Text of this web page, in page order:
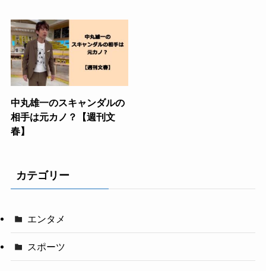
中丸雄一のスキャンダルの
相手は元カノ？【週刊文
春】
カテゴリー
エンタメ
スポーツ